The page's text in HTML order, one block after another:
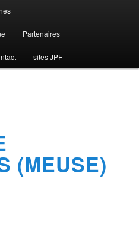
Partenaires
sites JPF
(MEUSE)